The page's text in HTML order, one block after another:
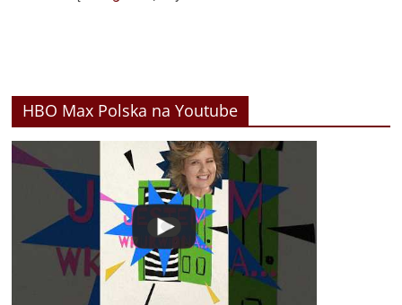
HBO Max Polska na Youtube